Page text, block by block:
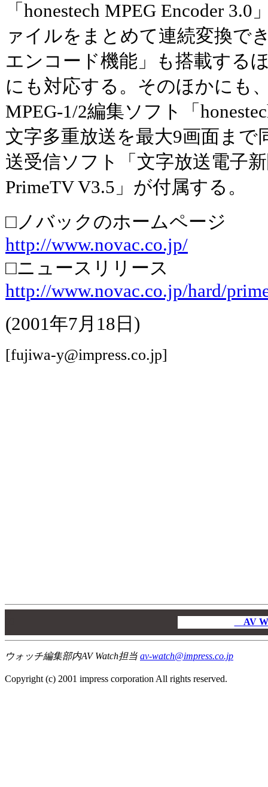
「honestech MPEG Encoder
ァイルをまとめて連続変換で
エンコード機能」も搭載する
にも対応する。そのほかにも
MPEG-1/2編集ソフト「
文字多重放送を最大9画面まで
送受信ソフト「文字放送電子
PrimeTV V3.5」が付属する。
□ノバックのホームページ
http://www.novac.co.jp/
□ニュースリリース
http://www.novac.co.jp/hard/
(2001年7月18日)
[fujiwa-y@impress.co.jp]
AV
ウォッチ編集部内AV Watch担当 av-watch@impress.co.jp
Copyright (c) 2001 impress corporation All rights reserved.